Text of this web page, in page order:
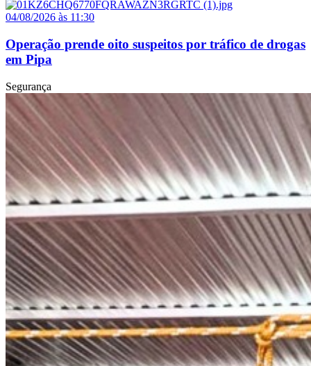
04/08/2026 às 11:30
Operação prende oito suspeitos por tráfico de drogas
em Pipa
Segurança